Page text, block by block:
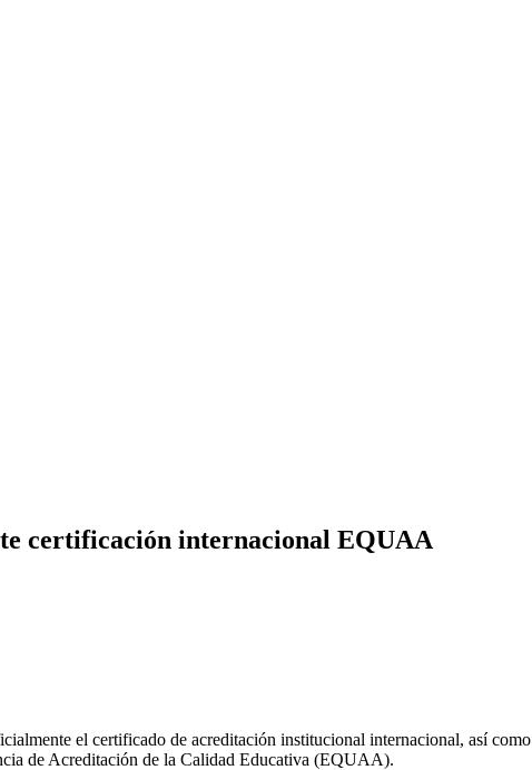
certificación internacional EQUAA
el certificado de acreditación institucional internacional, así
de Acreditación de la Calidad Educativa (EQUAA).